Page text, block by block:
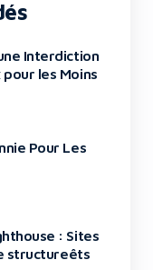
Interdiction
pour les Moins
Pour Les
: Sites
structureêts